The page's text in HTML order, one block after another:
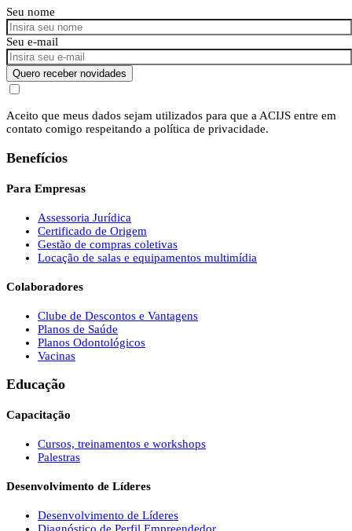
Seu nome
Seu e-mail
Quero receber novidades
Aceito que meus dados sejam utilizados para que a ACIJS entre em
contato comigo respeitando a política de privacidade.
Benefícios
Para Empresas
Assessoria Jurídica
Certificado de Origem
Gestão de compras coletivas
Locação de salas e equipamentos multimídia
Colaboradores
Clube de Descontos e Vantagens
Planos de Saúde
Planos Odontológicos
Vacinas
Educação
Capacitação
Cursos, treinamentos e workshops
Palestras
Desenvolvimento de Líderes
Desenvolvimento de Líderes